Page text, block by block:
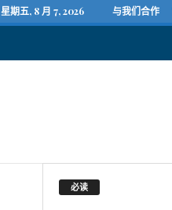
星期五, 8 月 7, 2026 与我们合作
必读